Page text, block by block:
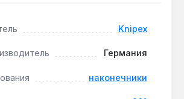
в автосервисах и ремонтных
Knipex
Германия
наконечники